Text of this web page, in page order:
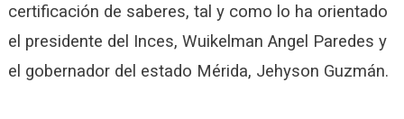
certificación de saberes, tal y como lo ha orientado
el presidente del Inces, Wuikelman Angel Paredes y
el gobernador del estado Mérida, Jehyson Guzmán.